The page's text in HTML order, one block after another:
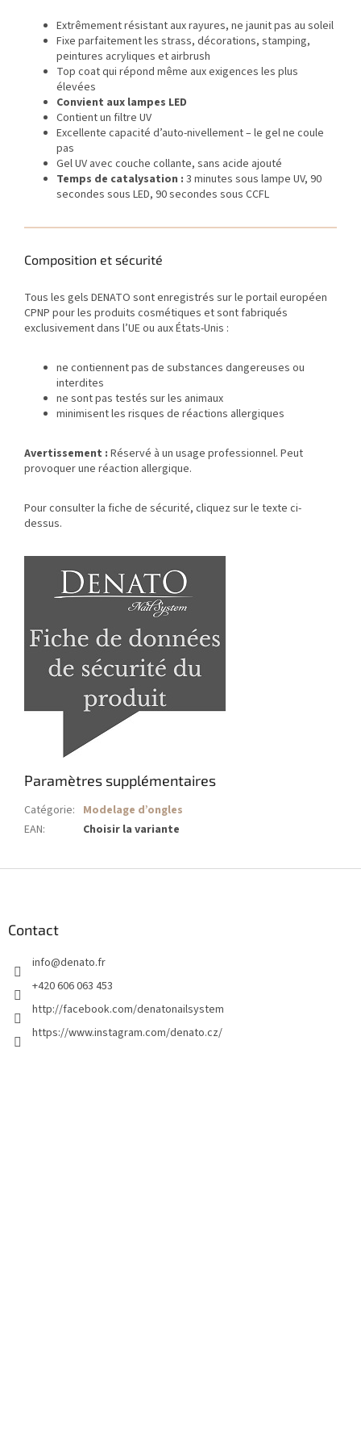
Extrêmement résistant aux rayures, ne jaunit pas au soleil
Fixe parfaitement les strass, décorations, stamping,
peintures acryliques et airbrush
Top coat qui répond même aux exigences les plus
élevées
Convient aux lampes LED
Contient un filtre UV
Excellente capacité d’auto-nivellement – le gel ne coule
pas
Gel UV avec couche collante, sans acide ajouté
Temps de catalysation : 3 minutes sous lampe UV, 90
secondes sous LED, 90 secondes sous CCFL
Composition et sécurité
Tous les gels DENATO sont enregistrés sur le portail européen
CPNP pour les produits cosmétiques et sont fabriqués
exclusivement dans l’UE ou aux États-Unis :
ne contiennent pas de substances dangereuses ou
interdites
ne sont pas testés sur les animaux
minimisent les risques de réactions allergiques
Avertissement : Réservé à un usage professionnel. Peut
provoquer une réaction allergique.
Pour consulter la fiche de sécurité, cliquez sur le texte ci-
dessus.
Paramètres supplémentaires
Catégorie: Modelage d’ongles
EAN: Choisir la variante
Contact
info@denato.fr
+420 606 063 453
http://facebook.com/denatonailsystem
https://www.instagram.com/denato.cz/